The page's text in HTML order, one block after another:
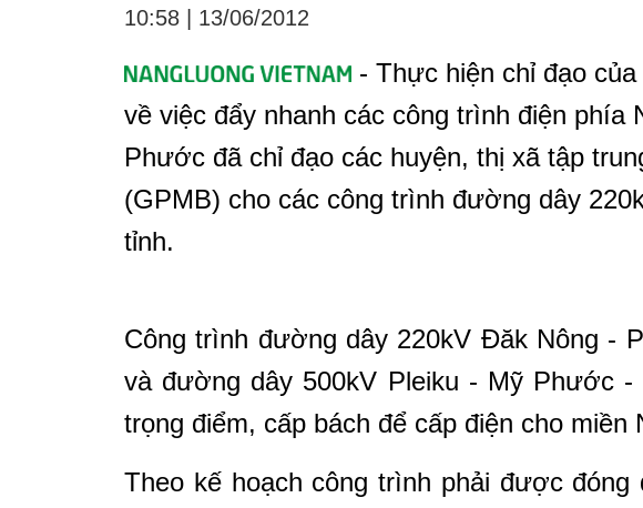
10:58 13/06/2012
- Thực hiện chỉ đạo
về việc đẩy nhanh các công trình điện phía
Phước đã chỉ đạo các huyện, thị xã tập
(GPMB) cho các công trình đường dây
tỉnh.
Công trình đường dây 220kV Đăk Nông -
và đường dây 500kV Pleiku - Mỹ Phước -
trọng điểm, cấp bách để cấp điện cho miền
Theo kế hoạch công trình phải được